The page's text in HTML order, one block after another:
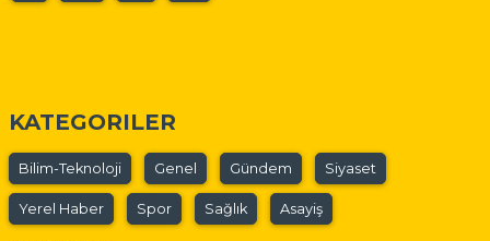
KATEGORILER
Bilim-Teknoloji Genel Gündem Siyaset
Yerel Haber Spor Sağlık Asayiş